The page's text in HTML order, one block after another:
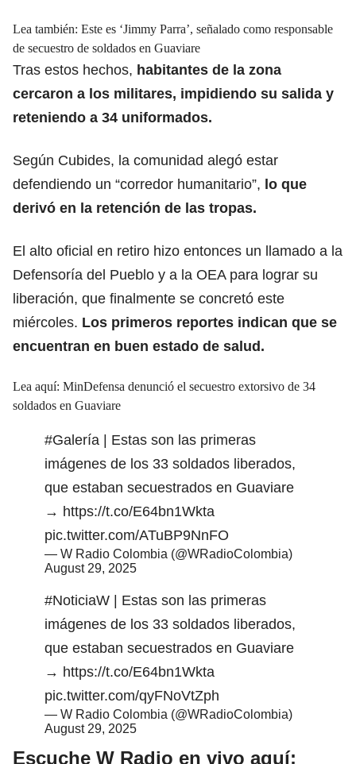
Lea también: Este es ‘Jimmy Parra’, señalado como responsable
de secuestro de soldados en Guaviare
Tras estos hechos, habitantes de la zona
cercaron a los militares, impidiendo su salida y
reteniendo a 34 uniformados.
Según Cubides, la comunidad alegó estar
defendiendo un “corredor humanitario”, lo que
derivó en la retención de las tropas.
El alto oficial en retiro hizo entonces un llamado a la
Defensoría del Pueblo y a la OEA para lograr su
liberación, que finalmente se concretó este
miércoles. Los primeros reportes indican que se
encuentran en buen estado de salud.
Lea aquí: MinDefensa denunció el secuestro extorsivo de 34
soldados en Guaviare
#Galería | Estas son las primeras
imágenes de los 33 soldados liberados,
que estaban secuestrados en Guaviare
→ https://t.co/E64bn1Wkta
pic.twitter.com/ATuBP9NnFO
— W Radio Colombia (@WRadioColombia)
August 29, 2025
#NoticiaW | Estas son las primeras
imágenes de los 33 soldados liberados,
que estaban secuestrados en Guaviare
→ https://t.co/E64bn1Wkta
pic.twitter.com/qyFNoVtZph
— W Radio Colombia (@WRadioColombia)
August 29, 2025
Escuche W Radio en vivo aquí: